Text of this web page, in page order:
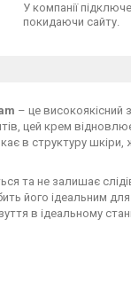
У компанії
покидаючи сайту.
– це високоякісний
цей крем
в структуру
та не залишає
його ідеальним
в ідеальному